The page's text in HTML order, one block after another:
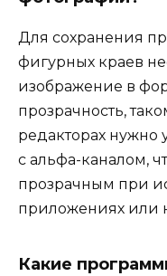
Для сохранения
фигурных краев
изображение в
прозрачность,
редакторах нужно
с альфа-каналом,
прозрачным при
приложениях или
Какие